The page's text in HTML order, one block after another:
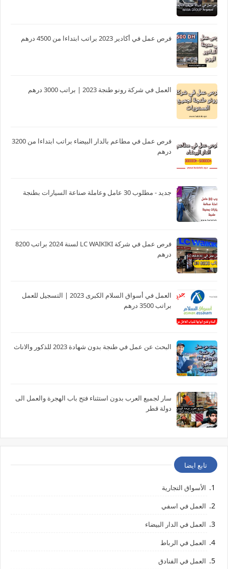
فرص عمل في أكادير 2023 براتب ابتداءا من 4500 درهم
العمل في شركة رونو طنجة 2023 | براتب 3000 درهم
فرص عمل في مطاعم بالدار البيضاء براتب ابتداءا من 3200
درهم
جديد - مطلوب 30 عامل وعاملة صناعة السيارات بطنجة
فرص عمل في شركة LC WAIKIKI لسنة 2024 براتب 8200
درهم
العمل في أسواق السلام الكبرى 2023 | التسجيل للعمل
براتب 3500 درهم
البحث عن عمل في طنجة بدون شهادة 2023 للذكور والاناث
سار لجميع العرب بدون استثناء فتح باب الهجرة والعمل الى
دولة قطر
تابع ايضا
الأسواق التجارية
العمل في اسفي
العمل في الدار البيضاء
العمل في الرباط
العمل في الفنادق